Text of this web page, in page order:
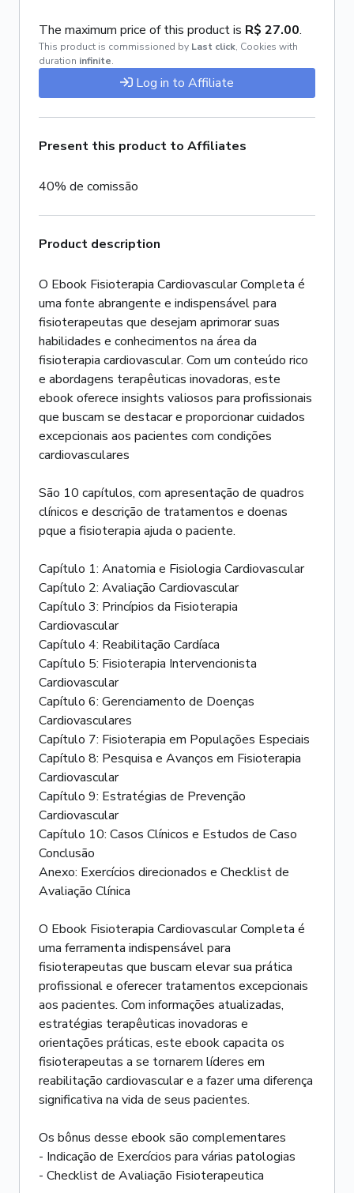
The maximum price of this product is R$ 27.00.
This product is commissioned by Last click, Cookies with
duration infinite.
Log in to Affiliate
Present this product to Affiliates
40% de comissão
Product description
O Ebook Fisioterapia Cardiovascular Completa é
uma fonte abrangente e indispensável para
fisioterapeutas que desejam aprimorar suas
habilidades e conhecimentos na área da
fisioterapia cardiovascular. Com um conteúdo rico
e abordagens terapêuticas inovadoras, este
ebook oferece insights valiosos para profissionais
que buscam se destacar e proporcionar cuidados
excepcionais aos pacientes com condições
cardiovasculares
São 10 capítulos, com apresentação de quadros
clínicos e descrição de tratamentos e doenas
pque a fisioterapia ajuda o paciente.
Capítulo 1: Anatomia e Fisiologia Cardiovascular
Capítulo 2: Avaliação Cardiovascular
Capítulo 3: Princípios da Fisioterapia
Cardiovascular
Capítulo 4: Reabilitação Cardíaca
Capítulo 5: Fisioterapia Intervencionista
Cardiovascular
Capítulo 6: Gerenciamento de Doenças
Cardiovasculares
Capítulo 7: Fisioterapia em Populações Especiais
Capítulo 8: Pesquisa e Avanços em Fisioterapia
Cardiovascular
Capítulo 9: Estratégias de Prevenção
Cardiovascular
Capítulo 10: Casos Clínicos e Estudos de Caso
Conclusão
Anexo: Exercícios direcionados e Checklist de
Avaliação Clínica
O Ebook Fisioterapia Cardiovascular Completa é
uma ferramenta indispensável para
fisioterapeutas que buscam elevar sua prática
profissional e oferecer tratamentos excepcionais
aos pacientes. Com informações atualizadas,
estratégias terapêuticas inovadoras e
orientações práticas, este ebook capacita os
fisioterapeutas a se tornarem líderes em
reabilitação cardiovascular e a fazer uma diferença
significativa na vida de seus pacientes.
Os bônus desse ebook são complementares
- Indicação de Exercícios para várias patologias
- Checklist de Avaliação Fisioterapeutica